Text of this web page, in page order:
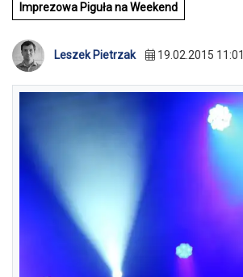
Imprezowa Piguła na Weekend
Leszek Pietrzak 19.02.2015 11:01